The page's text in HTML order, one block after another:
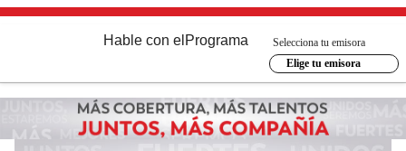
Hable con el Programa
Selecciona tu emisora
Elige tu emisora